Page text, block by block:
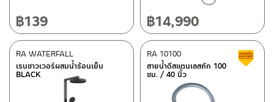
Tel: 02-358-0080 / 080-075-8668 / 091-545-0556
After Sales Service Center Chiangmai
118/33 Onsirin M.8, Sunpuloey, Doysaked, Chaingmai 50220
ติดต่อ ชาญไพบูลย์ / Contact Us Click Here
฿139 ฿14,990
เรนชาวเวอร์ผสมน้ำร้อนเย็น
BLACK
RA WATERFALL
สายน้ำดีสแตนเลสถัก 100
ซม. / 40 นิ้ว
RA 10100